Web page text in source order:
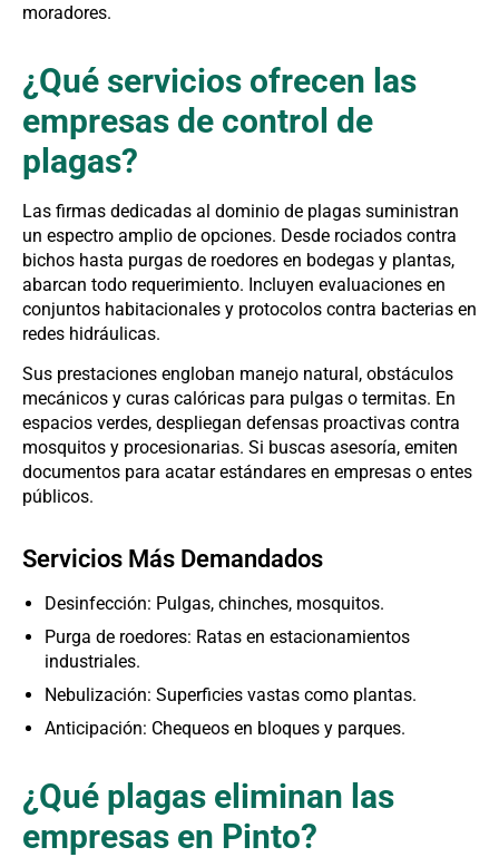
moradores.
¿Qué servicios ofrecen las
empresas de control de
plagas?
Las firmas dedicadas al dominio de plagas suministran
un espectro amplio de opciones. Desde rociados contra
bichos hasta purgas de roedores en bodegas y plantas,
abarcan todo requerimiento. Incluyen evaluaciones en
conjuntos habitacionales y protocolos contra bacterias en
redes hidráulicas.
Sus prestaciones engloban manejo natural, obstáculos
mecánicos y curas calóricas para pulgas o termitas. En
espacios verdes, despliegan defensas proactivas contra
mosquitos y procesionarias. Si buscas asesoría, emiten
documentos para acatar estándares en empresas o entes
públicos.
Servicios Más Demandados
Desinfección: Pulgas, chinches, mosquitos.
Purga de roedores: Ratas en estacionamientos
industriales.
Nebulización: Superficies vastas como plantas.
Anticipación: Chequeos en bloques y parques.
¿Qué plagas eliminan las
empresas en Pinto?